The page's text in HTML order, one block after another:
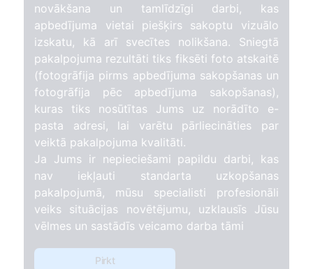
novākšana un tamlīdzīgi darbi, kas
apbedījuma vietai piešķirs sakoptu vizuālo
izskatu, kā arī svecītes nolikšana. Sniegtā
pakalpojuma rezultāti tiks fiksēti foto atskaitē
(fotogrāfija pirms apbedījuma sakopšanas un
fotogrāfija pēc apbedījuma sakopšanas),
kuras tiks nosūtītas Jums uz norādīto e-
pasta adresi, lai varētu pārliecināties par
veiktā pakalpojuma kvalitāti.
Ja Jums ir nepieciešami papildu darbi, kas
nav iekļauti standarta uzkopšanas
pakalpojumā, mūsu specialisti profesionāli
veiks situācijas novētējumu, uzklausīs Jūsu
vēlmes un sastādīs veicamo darba tāmi
Pirkt